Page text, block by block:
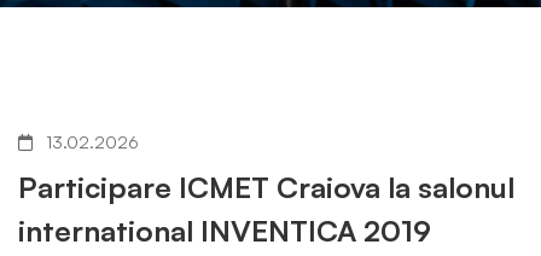
Noutati
13.02.2026
Participare ICMET Craiova la salonul
international INVENTICA 2019